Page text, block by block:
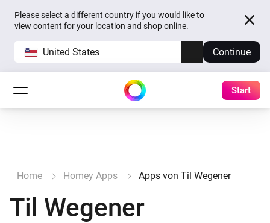
Please select a different country if you would like to
view content for your location and shop online.
United States Continue
Start
Home Homey Apps Apps von Til Wegener
Til Wegener